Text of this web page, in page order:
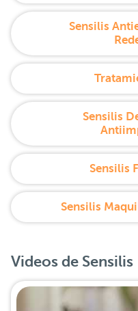
Sensilis
Sensilis
Sensilis
Sensilis
Videos de Sensilis